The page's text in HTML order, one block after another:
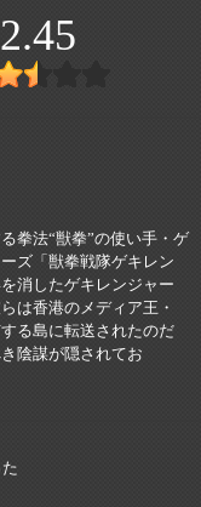
2.45
拳法“獣拳”の使い手・ゲ
ズ「獣拳戦隊ゲキレン
消したゲキレンジャー
は香港のメディア王・
る島に転送されたのだ
陰謀が隠されてお